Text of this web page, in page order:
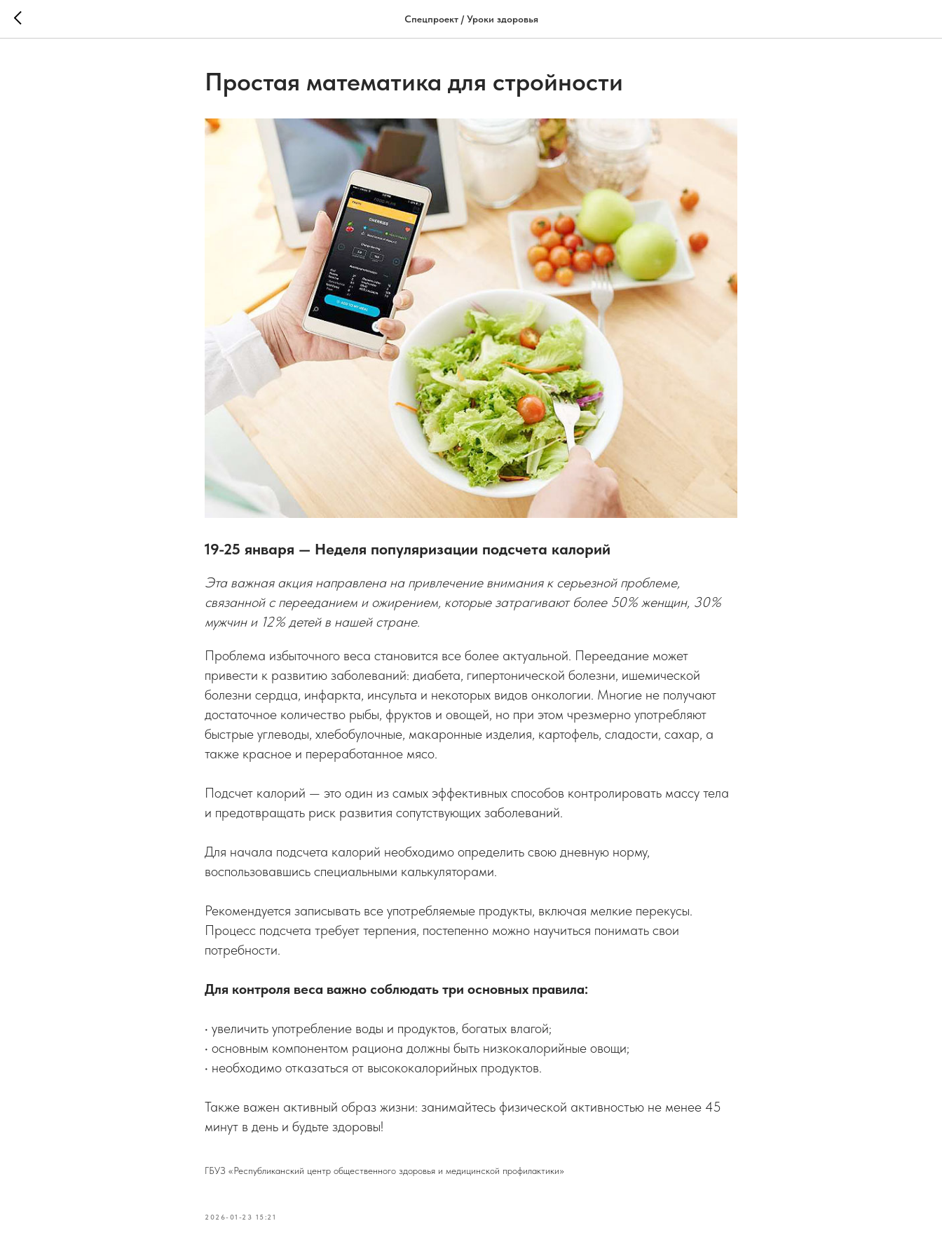
Спецпроект / Уроки здоровья
Простая математика для стройности
19-25 января — Неделя популяризации подсчета калорий
Эта важная акция направлена на привлечение внимания к серьезной проблеме,
связанной с перееданием и ожирением, которые затрагивают более 50% женщин, 30%
мужчин и 12% детей в нашей стране.
Проблема избыточного веса становится все более актуальной. Переедание может
привести к развитию заболеваний: диабета, гипертонической болезни, ишемической
болезни сердца, инфаркта, инсульта и некоторых видов онкологии. Многие не получают
достаточное количество рыбы, фруктов и овощей, но при этом чрезмерно употребляют
быстрые углеводы, хлебобулочные, макаронные изделия, картофель, сладости, сахар, а
также красное и переработанное мясо.
Подсчет калорий — это один из самых эффективных способов контролировать массу тела
и предотвращать риск развития сопутствующих заболеваний.
Для начала подсчета калорий необходимо определить свою дневную норму,
воспользовавшись специальными калькуляторами.
Рекомендуется записывать все употребляемые продукты, включая мелкие перекусы.
Процесс подсчета требует терпения, постепенно можно научиться понимать свои
потребности.
Для контроля веса важно соблюдать три основных правила:
• увеличить употребление воды и продуктов, богатых влагой;
• основным компонентом рациона должны быть низкокалорийные овощи;
• необходимо отказаться от высококалорийных продуктов.
Также важен активный образ жизни: занимайтесь физической активностью не менее 45
минут в день и будьте здоровы!
ГБУЗ «Республиканский центр общественного здоровья и медицинской профилактики»
2026-01-23 15:21